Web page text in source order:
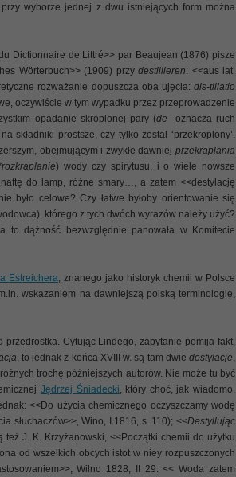
wyborze jednej z dwu istniejących form można
Dictionnaire de Littré>> par Beaujean (1876) pisze
Wörterbuch>> (1909) przy destillieren: <<aus lat.
rozważanie dopuszcza oba ujęcia:dis-tillatio
oczywiście w tym wypadku przez przeprowadzenie
opadanie skroplonej pary (de- oznacza ruch
składniki prostsze, czy tylko został ‘przekroplony’.
obejmującym i zwykłe dawniejprzekraplania
) wody czy spirytusu, i o wiele nowsze
do lamp, różne smary…, a zatem <<destylację
było celowe? Czy łatwe byłoby orientowanie się
którego z tych dwóch wyrazów należy użyć?
dążność bezwzględnie panowała w Komitecie
Estreichera , znanego jako historyk chemii w Polsce
wskazaniem na dawniejszą polską terminologię,
Cytując Lindego, zapytanie pomija fakt,
, to jednak z końca XVIII w. są tam dwie destylacje
trochę późniejszych autorów. Nie może tu być
Jędrzej Śniadecki , który choć, jak wiadomo,
<<Do użycia chemicznego oczyszczamy wodę
słuchaczów>>, Wino, I 1816, s. 110); <<Destyllując
też J. K. Krzyżanowski, <<Początki chemii do użytku
od wszelkich obcych istot w niey rozpuszczonych
Wilno 1828, II 29: << Woda zatem